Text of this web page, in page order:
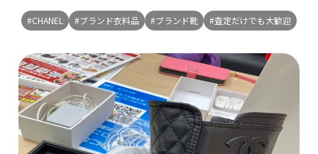
#CHANEL #ブランド衣料品 #ブランド靴 #査定だけでも大歓迎